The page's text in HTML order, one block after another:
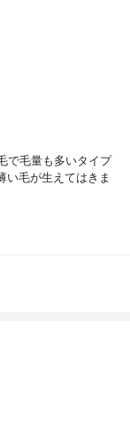
で毛量も多いタイプ
い毛が生えてはきま